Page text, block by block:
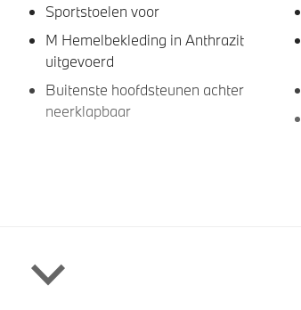
Sportstoelen voor
M Hemelbekleding in Anthrazit
uitgevoerd
Buitenste hoofdsteunen achter
neerklapbaar
Systeem